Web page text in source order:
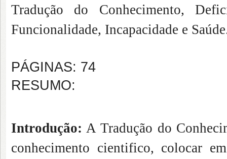
Tradução do Conhecimento,
Funcionalidade, Incapacidade e
PÁGINAS: 74
RESUMO:
Introdução: A Tradução do
conhecimento cientifico, colocar